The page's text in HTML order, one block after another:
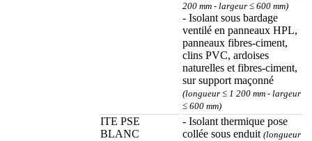
200 mm - largeur ≤ 600 mm)
- Isolant sous bardage
ventilé en panneaux HPL,
panneaux fibres-ciment,
clins PVC, ardoises
naturelles et fibres-ciment,
sur support maçonné
(longueur ≤ 1 200 mm - largeur
≤ 600 mm)
ITE PSE
BLANC
- Isolant thermique pose
collée sous enduit (longueur